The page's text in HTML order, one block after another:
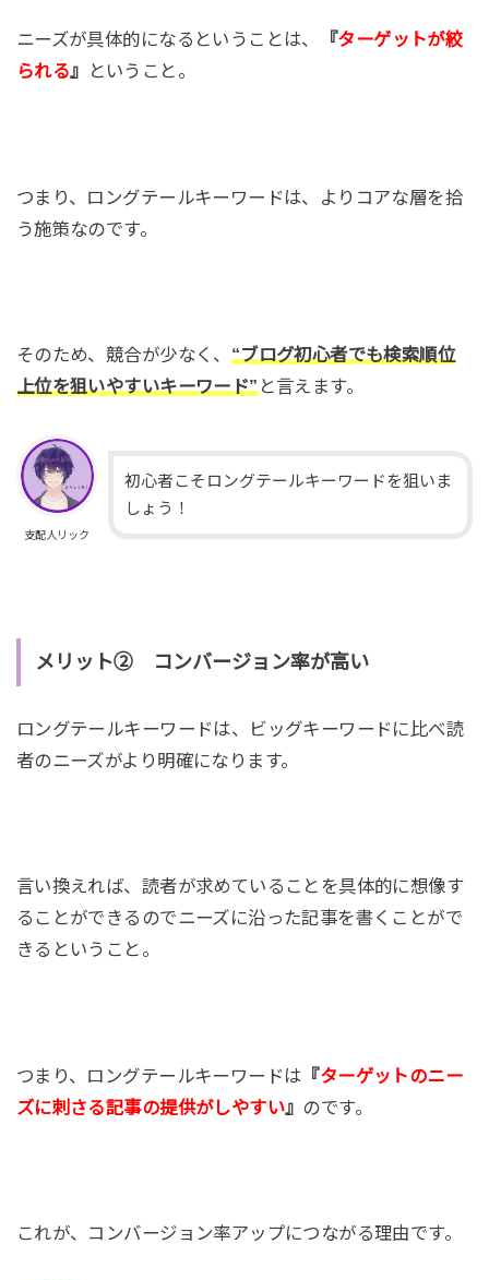
ニーズが具体的になるということは、 『ターゲットが絞
られる』 ということ。
つまり、ロングテールキーワードは、よりコアな層を拾
う施策なのです。
そのため、競合が少なく、 “ブログ初心者でも検索順位
上位を狙いやすいキーワード”と言えます。
支配人リック
初心者こそロングテールキーワードを狙いま
しょう！
メリット② コンバージョン率が高い
ロングテールキーワードは、ビッグキーワードに比べ読
者のニーズがより明確になります。
言い換えれば、読者が求めていることを具体的に想像す
ることができるのでニーズに沿った記事を書くことがで
きるということ。
つまり、ロングテールキーワードは 『ターゲットのニー
ズに刺さる記事の提供がしやすい』 のです。
これが、コンバージョン率アップにつながる理由です。